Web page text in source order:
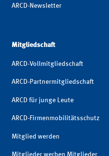
ARCD-Newsletter
Mitgliedschaft
ARCD-Vollmitgliedschaft
ARCD-Partnermitgliedschaft
ARCD für junge Leute
ARCD-Firmenmobilitätsschutz
Mitglied werden
Mitglieder werben Mitglieder